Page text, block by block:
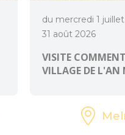
du mercredi 1
31 août 2026
VISITE
VILLAGE DE L'AN